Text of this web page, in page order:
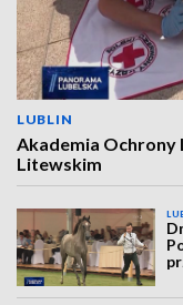
LUBLIN
Akademia Ochrony
Litewskim